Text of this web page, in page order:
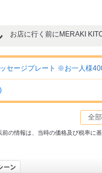
お店に行く前にMERAKI
セージプレート ※お一人様
全
の情報は、当時の価格及び税率に